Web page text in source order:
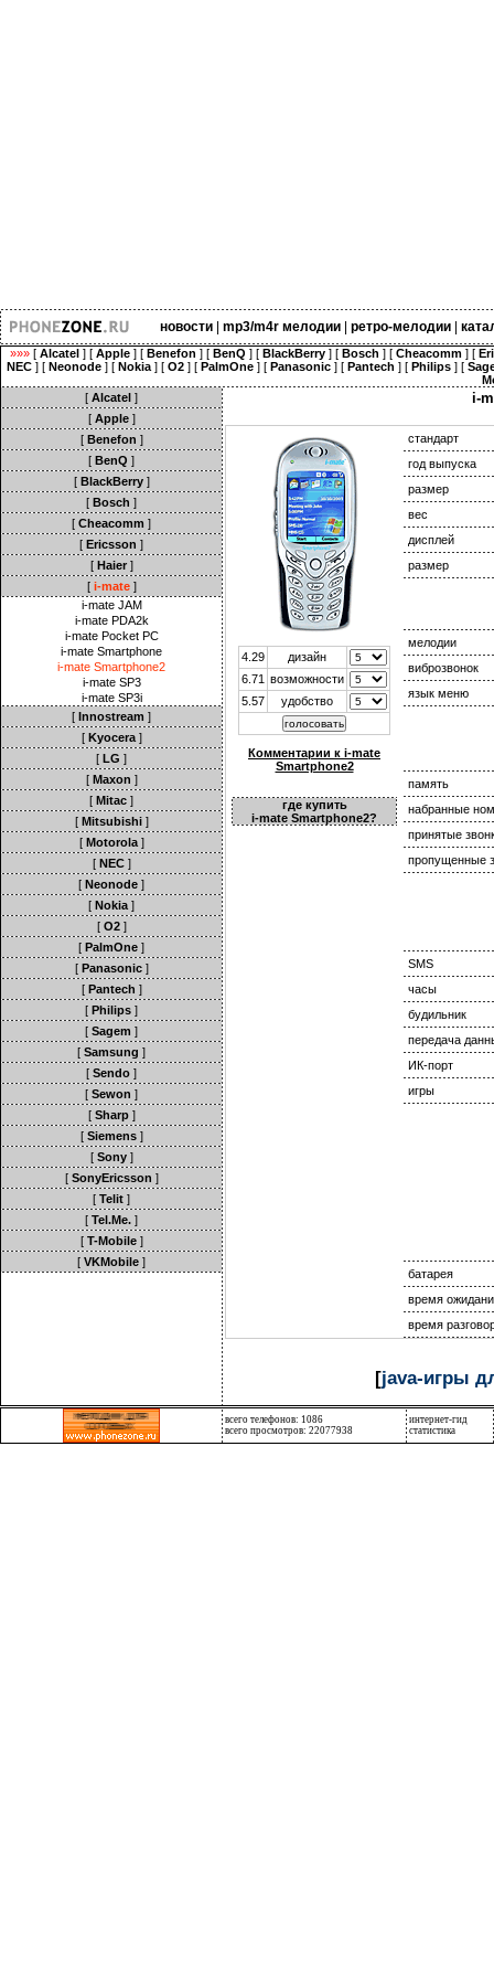
новости| mp3/m4r мелодии| ретро-мелодии|
»»» [ Alcatel ] [ Apple ] [ Benefon ] [ BenQ ] [ BlackBerry ] [ Bosch ] [ Cheacomm ] [
NEC ] [ Neonode ] [ Nokia ] [ O2 ] [ PalmOne ] [ Panasonic ] [ Pantech ] [ Philips ] [
[ Alcatel ]
[ Apple]
[ Benefon ]
[ BenQ ]
[ BlackBerry]
[ Bosch ]
[ Cheacomm ]
[ Ericsson ]
[ Haier]
[ i-mate]
i-mate JAM
i-mate PDA2k
i-mate Pocket PC
i-mate Smartphone
i-mate Smartphone2
i-mate SP3
i-mate SP3i
[ Innostream ]
[ Kyocera]
[ LG ]
[ Maxon ]
[ Mitac ]
[ Mitsubishi]
[ Motorola]
[ NEC]
[ Neonode ]
[ Nokia ]
[ O2]
[ PalmOne ]
[ Panasonic]
[ Pantech ]
[ Philips ]
[ Sagem ]
[ Samsung ]
[ Sendo ]
[ Sewon ]
[ Sharp]
[ Siemens]
[ Sony]
[ SonyEricsson ]
[ Telit ]
[ Tel.Me. ]
[ T-Mobile]
[ VKMobile ]
i-
4.29
дизайн
6.71 возможности
5.57
удобство
Комментарии к i-mate
Smartphone2
где купить
i-mate Smartphone2?
стандарт
год выпуска
размер
вес
дисплей
размер
мелодии
виброзвонок
язык меню
память
набранные
принятые
пропущенные
SMS
часы
будильник
передача
ИК-порт
игры
батарея
время
время
[java-игры
всего телефонов: 1086
всего просмотров: 22077938
интернет-гид
статистика